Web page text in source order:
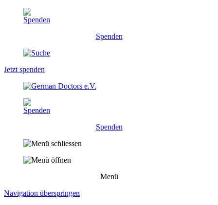
Spenden
Jetzt spenden
Spenden
Menü
Navigation überspringen